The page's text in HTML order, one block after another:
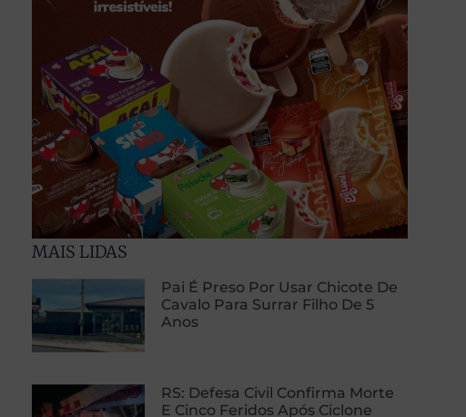
MAIS LIDAS
Pai É Preso Por Usar Chicote De
Cavalo Para Surrar Filho De 5
Anos
RS: Defesa Civil Confirma Morte
E Cinco Feridos Após Ciclone